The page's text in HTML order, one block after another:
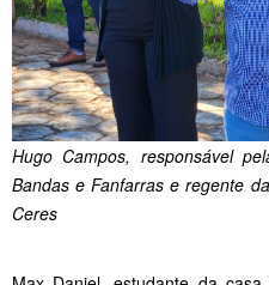
Hugo Campos, responsável
Bandas e Fanfarras e regente
Ceres